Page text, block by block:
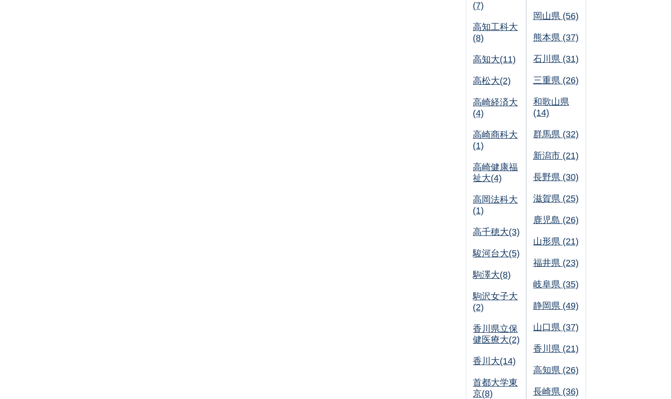
(7)
高知工科大
(8)
高知大(11)
高松大(2)
高崎経済大
(4)
高崎商科大
(1)
高崎健康福
祉大(4)
高岡法科大
(1)
高千穂大(3)
駿河台大(5)
駒澤大(8)
駒沢女子大
(2)
香川県立保
健医療大(2)
香川大(14)
首都大学東
京(8)
岡山県 (56)
熊本県 (37)
石川県 (31)
三重県 (26)
和歌山県
(14)
群馬県 (32)
新潟市 (21)
長野県 (30)
滋賀県 (25)
鹿児島 (26)
山形県 (21)
福井県 (23)
岐阜県 (35)
静岡県 (49)
山口県 (37)
香川県 (21)
高知県 (26)
長崎県 (36)